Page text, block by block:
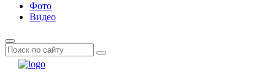
Фото
Видео